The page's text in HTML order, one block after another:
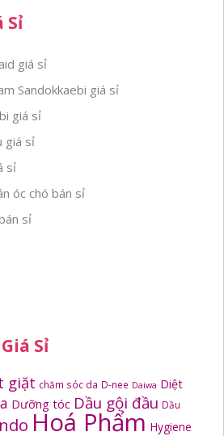
Sỉ
giá sỉ
Sandokkaebi giá sỉ
giá sỉ
giá sỉ
sỉ
óc chó bán sỉ
sỉ
Sỉ
giặt chăm sóc da D-nee Daiwa Diệt
Dưỡng tóc Dầu gội đầu Dầu
Hoá Phẩm Hygiene